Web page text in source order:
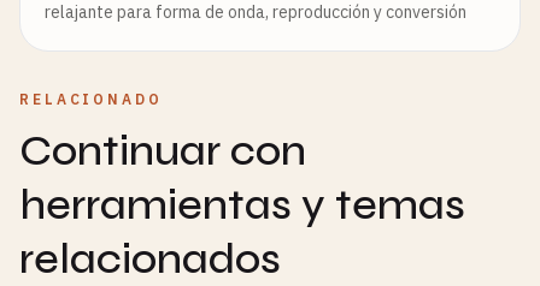
relajante para forma de onda, reproducción y conversión
RELACIONADO
Continuar con
herramientas y temas
relacionados